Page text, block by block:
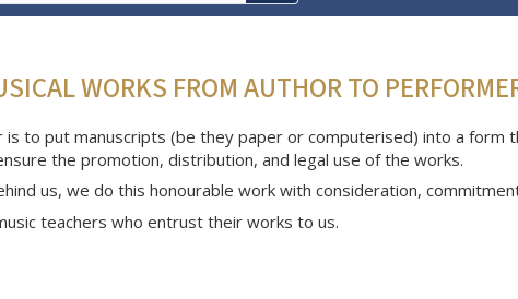
WORKS FROM AUTHOR TO
is to put manuscripts (be they paper or computerised) into a form
the promotion, distribution, and legal use of the works.
us, we do this honourable work with consideration,
teachers who entrust their works to us.